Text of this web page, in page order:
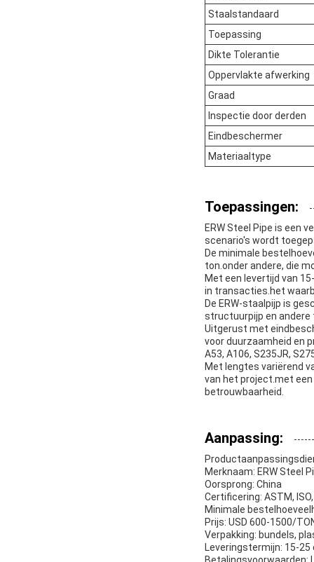
Staalstandaard
Toepassing
Dikte Tolerantie
Oppervlakte afwerking
Graad
Inspectie door derden
Eindbeschermer
Materiaaltype
Toepassingen:
ERW Steel Pipe is een
scenario's wordt
De minimale
ton.onder andere, die
Met een levertijd van
in transacties.het
De ERW-staalpijp is
structuurpijp en andere
Uitgerust met
voor duurzaamheid en
A53, A106, S235JR,
Met lengtes variërend
van het project.met
betrouwbaarheid.
Aanpassing:
Merknaam: ERW Steel
Oorsprong: China
Certificering: ASTM, ISO,
Minimale
Prijs: USD 600-1500/
Verpakking: bundels,
Leveringstermijn: 15-25